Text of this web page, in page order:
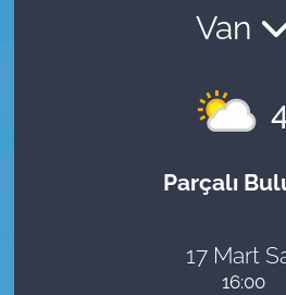
Van
Parçalı
17 Mart
16:00